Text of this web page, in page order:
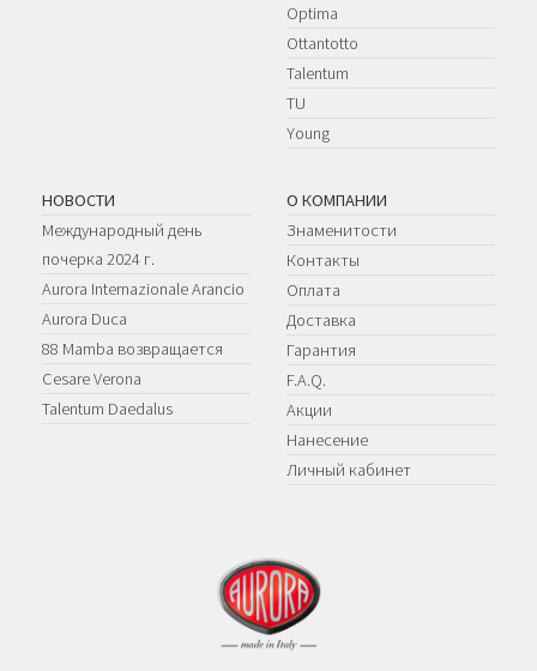
Optima
Ottantotto
Talentum
TU
Young
НОВОСТИ
Международный день
почерка 2024 г.
Aurora Internazionale Arancio
Aurora Duca
88 Mamba возвращается
Cesare Verona
Talentum Daedalus
О КОМПАНИИ
Знаменитости
Контакты
Оплата
Доставка
Гарантия
F.A.Q.
Акции
Нанесение
Личный кабинет